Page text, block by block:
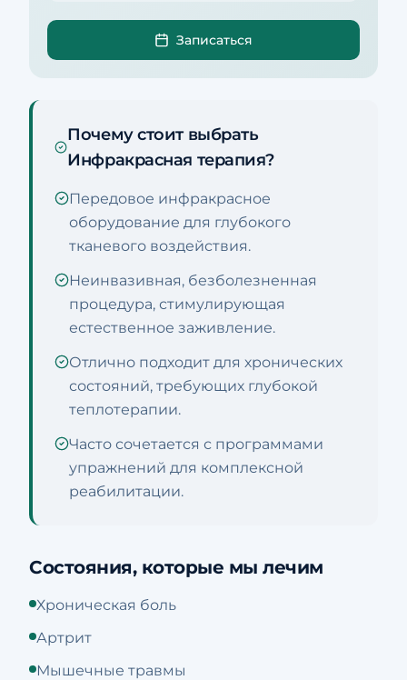
Записаться
Почему стоит выбрать
Инфракрасная терапия?
Передовое инфракрасное
оборудование для глубокого
тканевого воздействия.
Неинвазивная, безболезненная
процедура, стимулирующая
естественное заживление.
Отлично подходит для хронических
состояний, требующих глубокой
теплотерапии.
Часто сочетается с программами
упражнений для комплексной
реабилитации.
Состояния, которые мы лечим
Хроническая боль
Артрит
Мышечные травмы